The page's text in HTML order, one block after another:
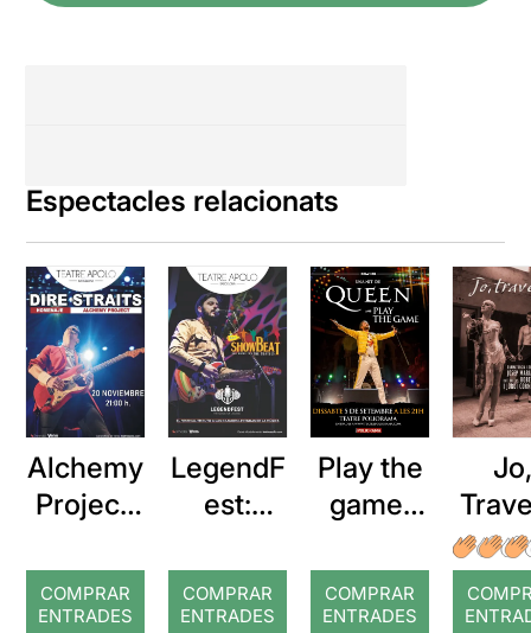
Espectacles relacionats
Alchemy
Project:
e a Dire
Straits
COMPRAR
ENTRADES
LegendF
est:
at. Una
nit amb
COMPRAR
ENTRADES
Play the
game:
homenat
ge a
COMPRAR
ENTRADES
Jo,